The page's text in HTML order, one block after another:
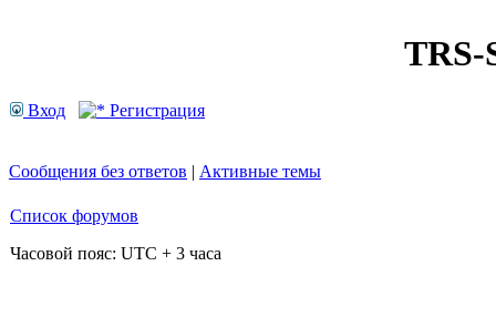
TRS-
Вход Регистрация
Сообщения без ответов | Активные темы
Список форумов
Часовой пояс: UTC + 3 часа